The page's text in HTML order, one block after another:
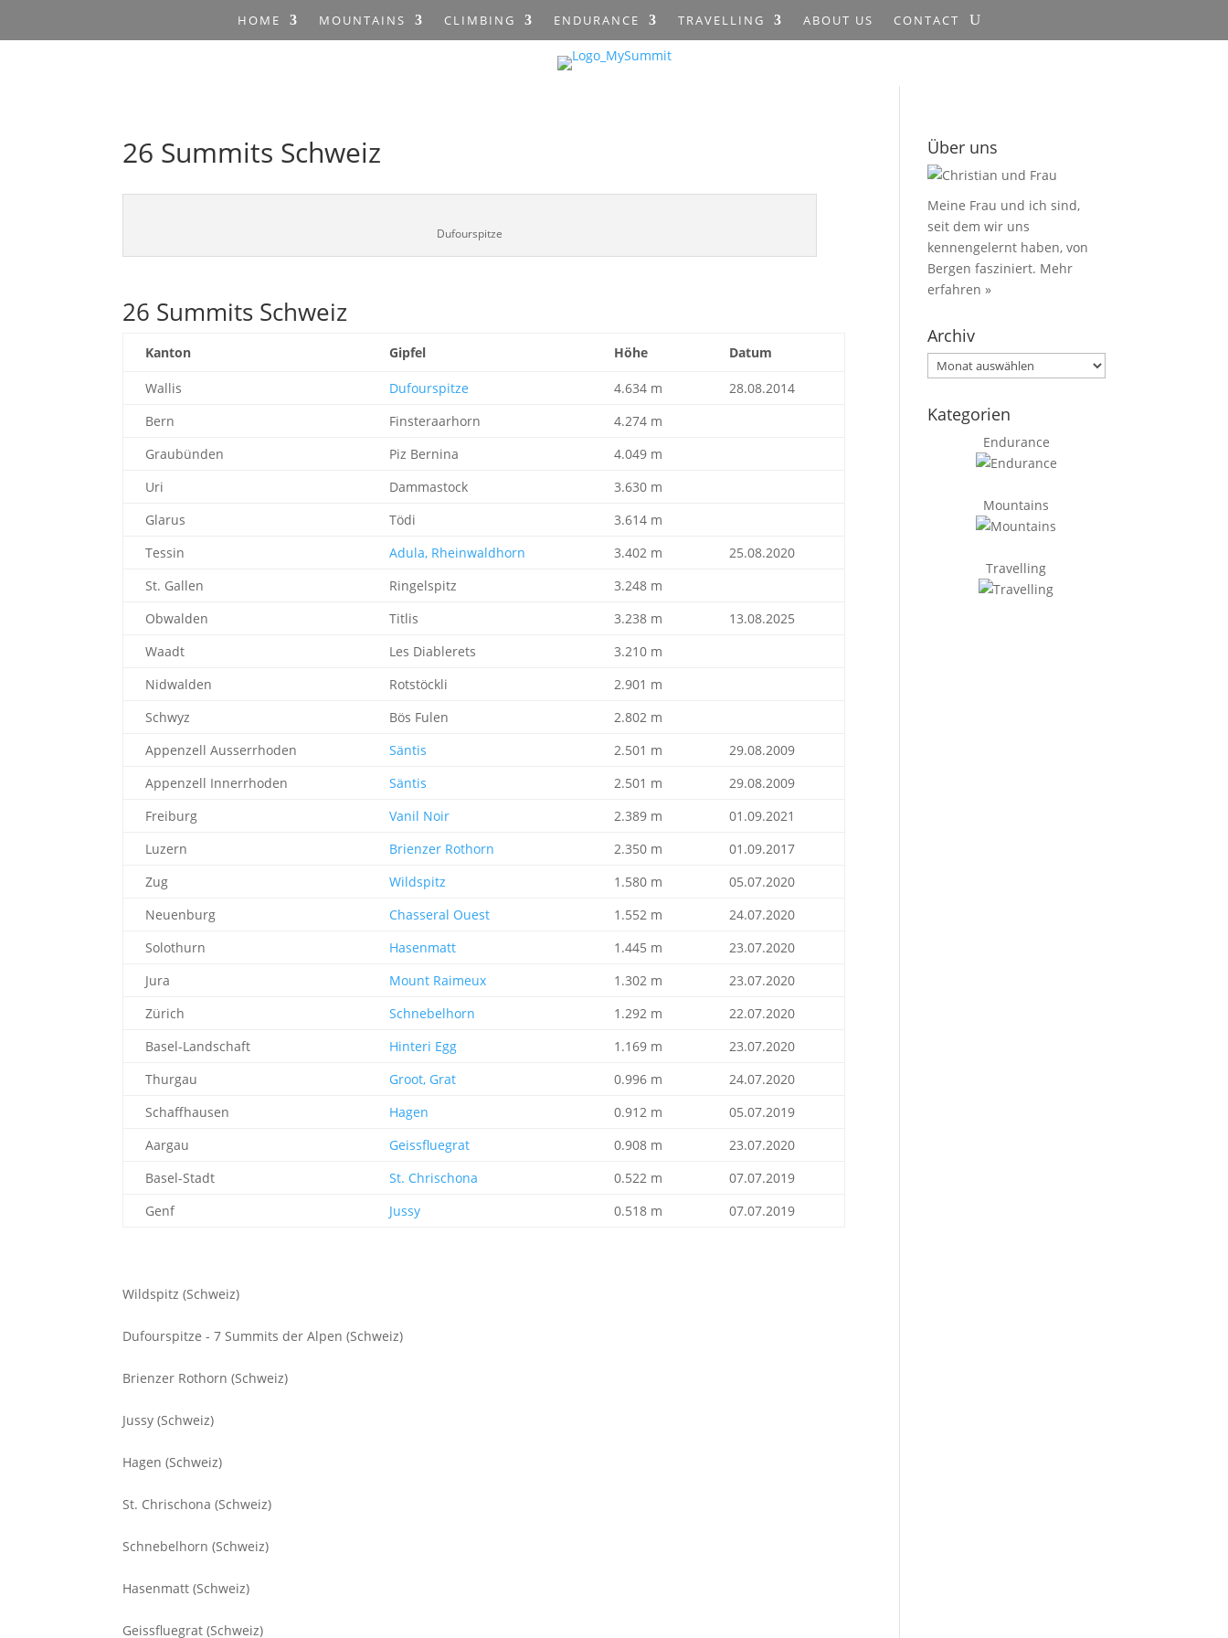
HOME MOUNTAINS CLIMBING ENDURANCE TRAVELLING ABOUT US CONTACT
26 Summits Schweiz
Dufourspitze
26 Summits Schweiz
Kanton Gipfel Höhe Datum
Wallis Dufourspitze 4.634 m
28.08.2014
Bern
Finsteraarhorn
4.274 m
Graubünden
Piz Bernina
4.049 m
Uri
Dammastock
3.630 m
Glarus
Tödi
3.614 m
Tessin
Adula, Rheinwaldhorn 3.402 m
25.08.2020
St. Gallen
Ringelspitz
3.248 m
Obwalden
Titlis 3.238 m
13.08.2025
Waadt
Les Diablerets
3.210 m
Nidwalden
Rotstöckli
2.901 m
Schwyz
Bös Fulen
2.802 m
Appenzell Ausserrhoden
Säntis 2.501 m
29.08.2009
Appenzell Innerrhoden
Säntis 2.501 m
29.08.2009
Freiburg
Vanil Noir 2.389 m
01.09.2021
Luzern
Brienzer Rothorn 2.350 m
01.09.2017
Zug
Wildspitz 1.580 m
05.07.2020
Neuenburg
Chasseral Ouest 1.552 m
24.07.2020
Solothurn
Hasenmatt 1.445 m
23.07.2020
Jura
Mount Raimeux 1.302 m
23.07.2020
Zürich
Schnebelhorn 1.292 m
22.07.2020
Basel-Landschaft
Hinteri Egg 1.169 m
23.07.2020
Thurgau
Groot, Grat 0.996 m
24.07.2020
Schaffhausen
Hagen 0.912 m
05.07.2019
Aargau
Geissfluegrat 0.908 m
23.07.2020
Basel-Stadt
St. Chrischona 0.522 m
07.07.2019
Genf
Jussy 0.518 m 07.07.2019
Wildspitz (Schweiz)
Dufourspitze - 7 Summits der Alpen (Schweiz)
Brienzer Rothorn (Schweiz)
Jussy (Schweiz)
Hagen (Schweiz)
St. Chrischona (Schweiz)
Schnebelhorn (Schweiz)
Hasenmatt (Schweiz)
Geissfluegrat (Schweiz)
Über uns
Meine Frau und ich sind,
seit dem wir uns
kennengelernt haben, von
Bergen fasziniert. Mehr
erfahren »
Archiv
Archiv
Kategorien
Endurance
Mountains
Travelling